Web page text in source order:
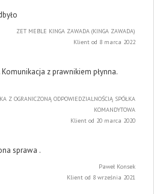
ZET MEBLE KINGA ZAWADA (KINGA ZAWADA)
Klient od 8 marca 2022
z prawnikiem płynna.
Z OGRANICZONĄ ODPOWIEDZIALNOŚCIĄ SPÓŁKA
KOMANDYTOWA
Klient od 20 marca 2020
sprawa .
Paweł Konsek
Klient od 8 września 2021